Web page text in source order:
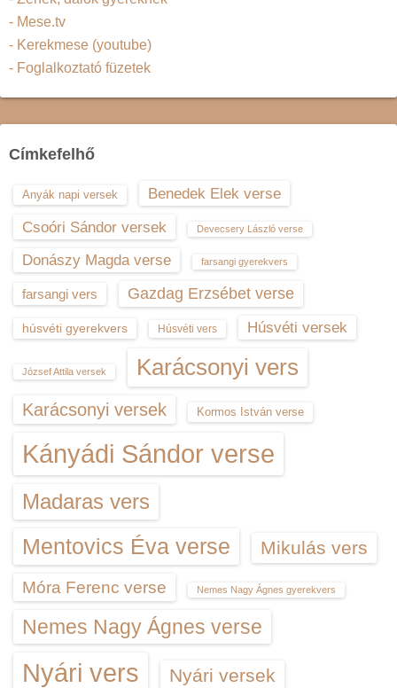
- Mese.tv
- Kerekmese (youtube)
- Foglalkoztató füzetek
Címkefelhő
Anyák napi versek
Benedek Elek verse
Csoóri Sándor versek
Devecsery László verse
Donászy Magda verse farsangi gyerekvers
farsangi vers Gazdag Erzsébet verse
húsvéti gyerekvers Húsvéti vers Húsvéti versek
József Attila versek Karácsonyi vers
Karácsonyi versek Kormos István verse
Kányádi Sándor verse
Madaras vers
Mentovics Éva verse Mikulás vers
Móra Ferenc verse Nemes Nagy Ágnes gyerekvers
Nemes Nagy Ágnes verse
Nyári vers Nyári versek